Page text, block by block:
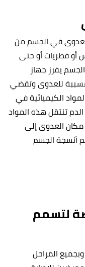
بعدوى في الجسم من
أو فطريات أو حتى
يفرز جهاز
للعدوى وتقضي
الكيميائية في
تنتقل هذه المواد
مكان العدوى إلى
أنسجة الجسم
لتسمم
المراحل